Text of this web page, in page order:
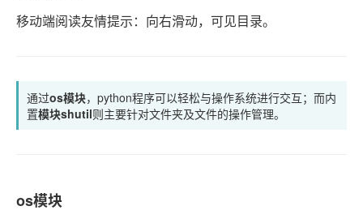
移动端阅读友情提示：向右滑动，可见目录。
通过os模块，python程序可以轻松与操作系统进行交互；而内
置模块shutil则主要针对文件夹及文件的操作管理。
os模块